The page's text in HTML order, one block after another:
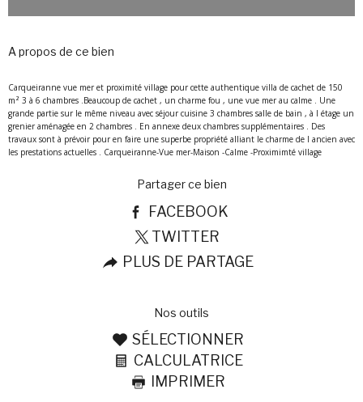
a propos de ce bien
Carqueiranne vue mer et proximité village pour cette authentique villa de cachet de 150
m² 3 à 6 chambres .Beaucoup de cachet , un charme fou , une vue mer au calme . Une
grande partie sur le même niveau avec séjour cuisine 3 chambres salle de bain , à l étage un
grenier aménagée en 2 chambres . En annexe deux chambres supplémentaires . Des
travaux sont à prévoir pour en faire une superbe propriété alliant le charme de l ancien avec
partager ce bien
FACEBOOK
TWITTER
PLUS DE PARTAGE
nos outils
SÉLECTIONNER
CALCULATRICE
IMPRIMER